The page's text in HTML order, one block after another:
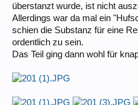
überstanzt wurde, ist nicht
Allerdings war da mal ein
schien die Substanz für eine
ordentlich zu sein.
Das Teil ging dann wohl für